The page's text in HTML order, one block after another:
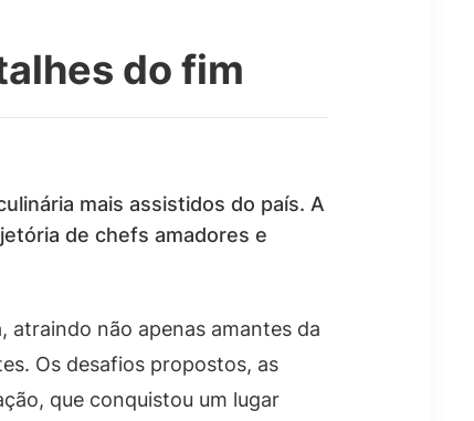
do fim
mais assistidos do país. A
de chefs amadores e
atraindo não apenas amantes da
Os desafios propostos, as
que conquistou um lugar